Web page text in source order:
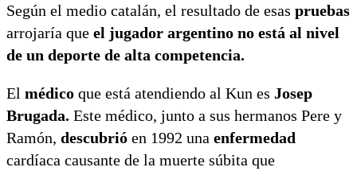
Según el medio catalán, el resultado de esas pruebas
arrojaría que el jugador argentino no está al nivel
de un deporte de alta competencia.
El médico que está atendiendo al Kun es Josep
Brugada. Este médico, junto a sus hermanos Pere y
Ramón, descubrió en 1992 una enfermedad
cardíaca causante de la muerte súbita que